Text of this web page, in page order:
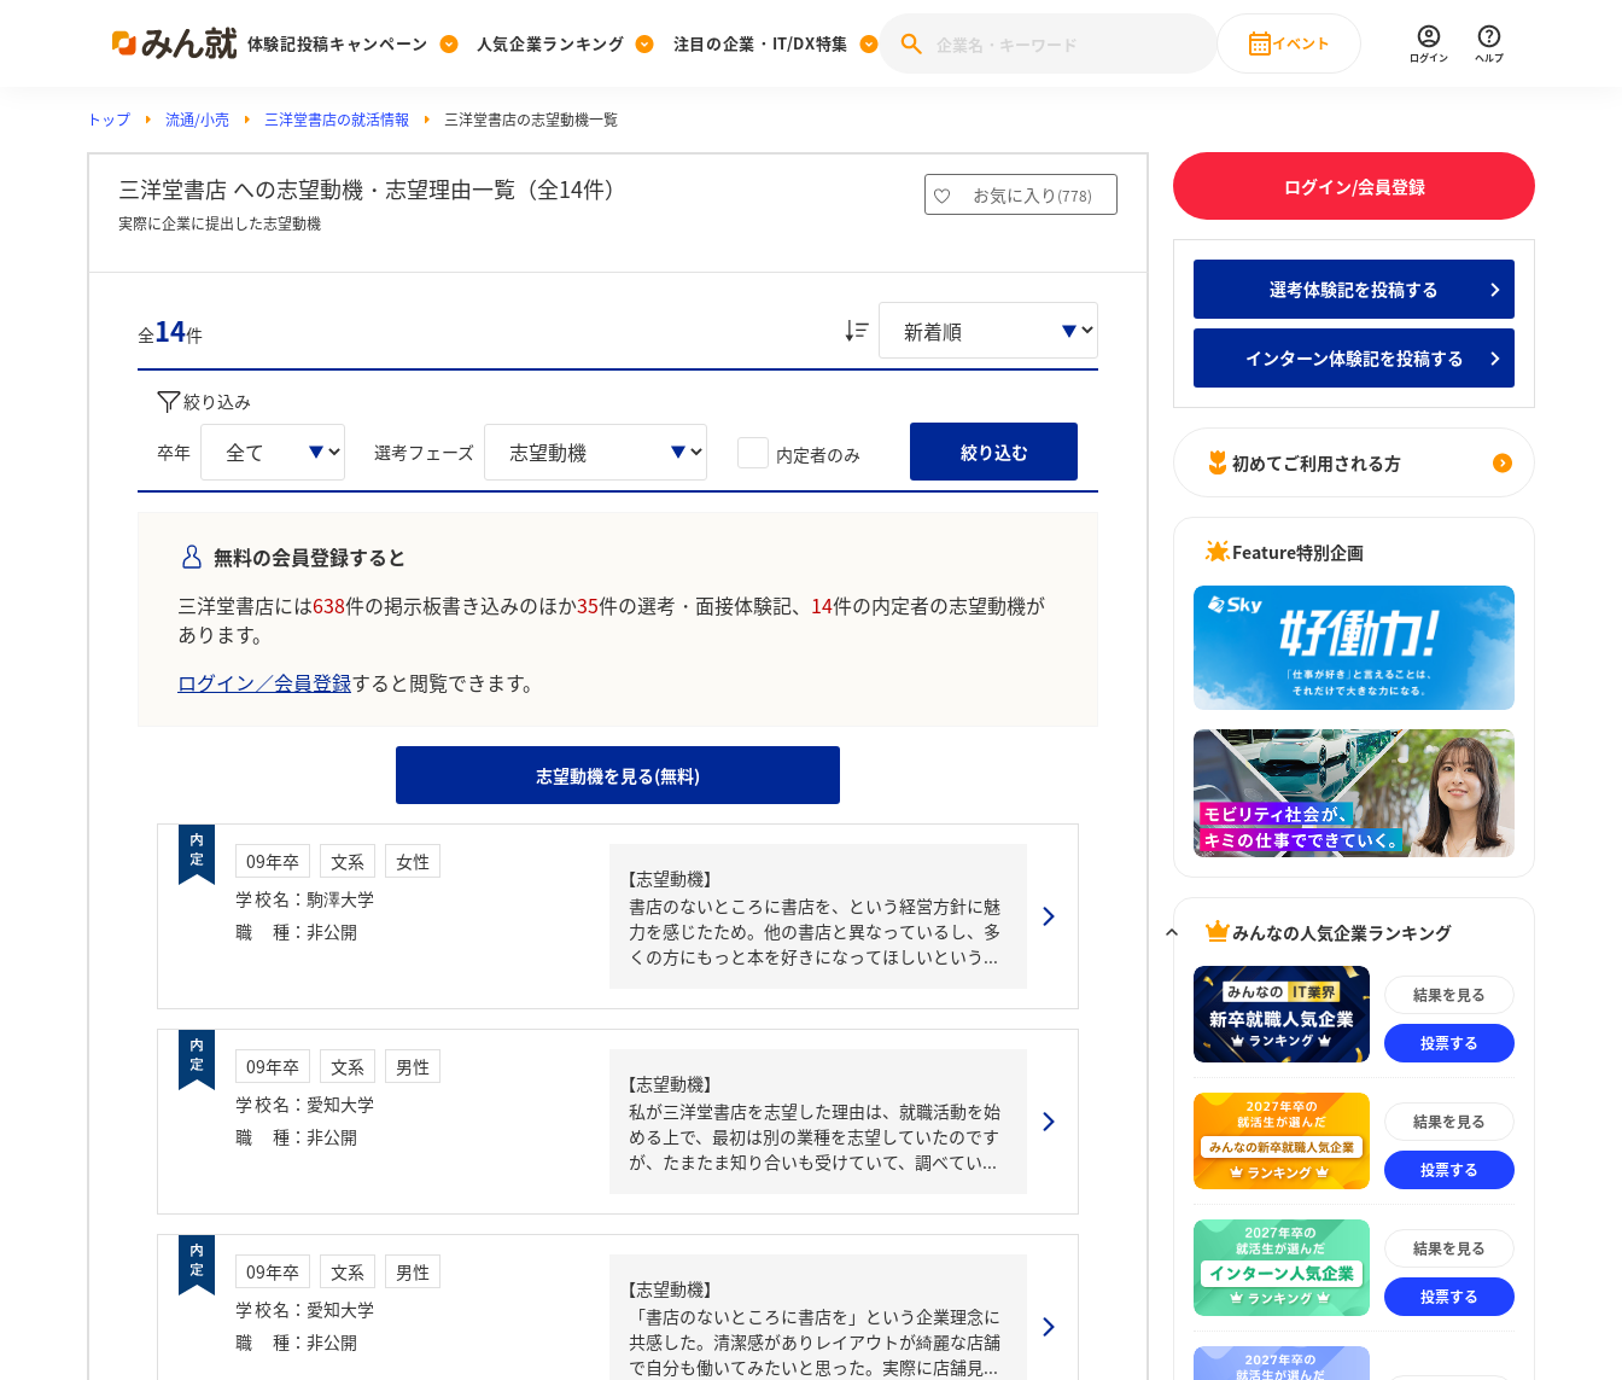
体験記投稿キャンペーン
Post
投稿する
[27卒] 本選考体験記投稿キャンペーン
人気企業ランキング
Ranking
ランキングを見る
Vote みんなの新卒就職人気企業ランキング みんなのインターン人気企業ランキ
注目の企業・IT/DX特集
PickUp
注目の企業特集
28卒 IT・DX現場社員インタビュー
イベント
直近のイベント一覧
ログイン ヘルプ
トップ 流通/小売 三洋堂書店の就活情報 三洋堂書店の志望動機一覧
三洋堂書店 への志望動機・志望理由一覧（全14件） お気に入り (778)
実際に企業に提出した志望動機
全14件
絞り込み
卒年 選考フェーズ 内定者のみ 絞り込む
無料の会員登録すると
三洋堂書店には638件の掲示板書き込みのほか35件の選考・面接体験記、 14件の内定者の志望動機が
あります。
ログイン／会員登録すると閲覧できます。
志望動機を見る(無料)
09年卒 文系
女性
学校名 ： 駒澤大学
職種 ： 非公開
【志望動機】
書店のないところに書店を、という経営方針に魅
力を感じたため。他の書店と異なっているし、多
くの方にもっと本を好きになってほしいという...
09年卒 文系
男性
学校名 ： 愛知大学
職種 ： 非公開
【志望動機】
私が三洋堂書店を志望した理由は、就職活動を始
める上で、最初は別の業種を志望していたのです
が、たまたま知り合いも受けていて、調べてい...
09年卒 文系
男性
学校名 ： 愛知大学
職種 ： 非公開
【志望動機】
「書店のないところに書店を」という企業理念に
共感した。清潔感がありレイアウトが綺麗な店舗
で自分も働いてみたいと思った。実際に店舗見...
ログイン/会員登録
選考体験記を投稿する
インターン体験記を投稿する
初めてご利用される方
Feature特別企画
みんなの人気企業ランキング
結果を見る
投票する
結果を見る
投票する
結果を見る
投票する